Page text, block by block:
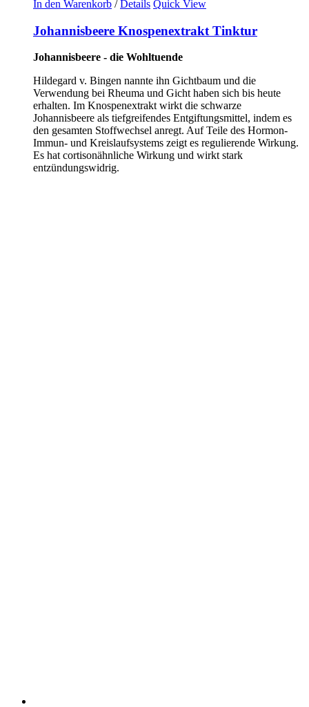
In den Warenkorb / Details Quick View
Johannisbeere Knospenextrakt Tinktur
Johannisbeere - die Wohltuende
Hildegard v. Bingen nannte ihn Gichtbaum und die
Verwendung bei Rheuma und Gicht haben sich bis heute
erhalten. Im Knospenextrakt wirkt die schwarze
Johannisbeere als tiefgreifendes Entgiftungsmittel, indem es
den gesamten Stoffwechsel anregt. Auf Teile des Hormon-
Immun- und Kreislaufsystems zeigt es regulierende Wirkung.
Es hat cortisonähnliche Wirkung und wirkt stark
entzündungswidrig.